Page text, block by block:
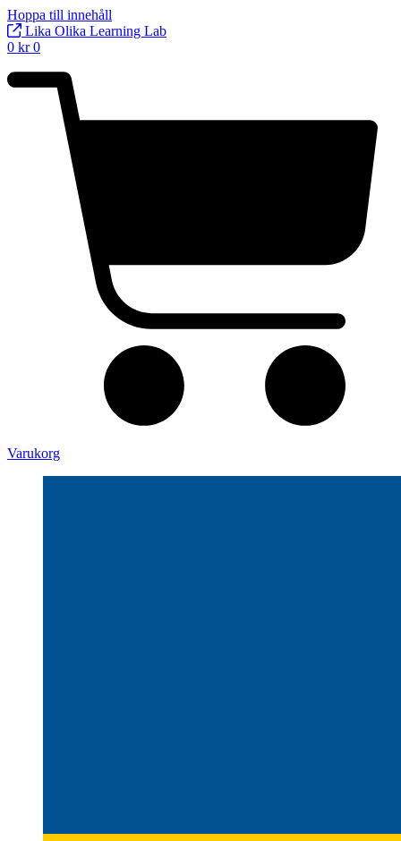
Hoppa till innehåll
Lika Olika Learning Lab
0 kr 0
Varukorg